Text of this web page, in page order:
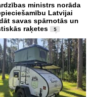
ministrs norāda
Latvijai
savas spārnotās un
raķetes
5